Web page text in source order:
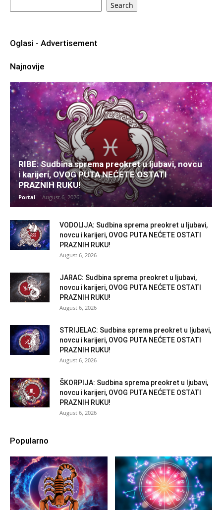
Search
Oglasi - Advertisement
Najnovije
RIBE: Sudbina sprema preokret u ljubavi, novcu
i karijeri, OVOG PUTA NEĆETE OSTATI
PRAZNIH RUKU!
Portal - August 6, 2026
VODOLIJA: Sudbina sprema preokret u ljubavi,
novcu i karijeri, OVOG PUTA NEĆETE OSTATI
PRAZNIH RUKU!
August 6, 2026
JARAC: Sudbina sprema preokret u ljubavi,
novcu i karijeri, OVOG PUTA NEĆETE OSTATI
PRAZNIH RUKU!
August 6, 2026
STRIJELAC: Sudbina sprema preokret u ljubavi,
novcu i karijeri, OVOG PUTA NEĆETE OSTATI
PRAZNIH RUKU!
August 6, 2026
ŠKORPIJA: Sudbina sprema preokret u ljubavi,
novcu i karijeri, OVOG PUTA NEĆETE OSTATI
PRAZNIH RUKU!
August 6, 2026
Popularno